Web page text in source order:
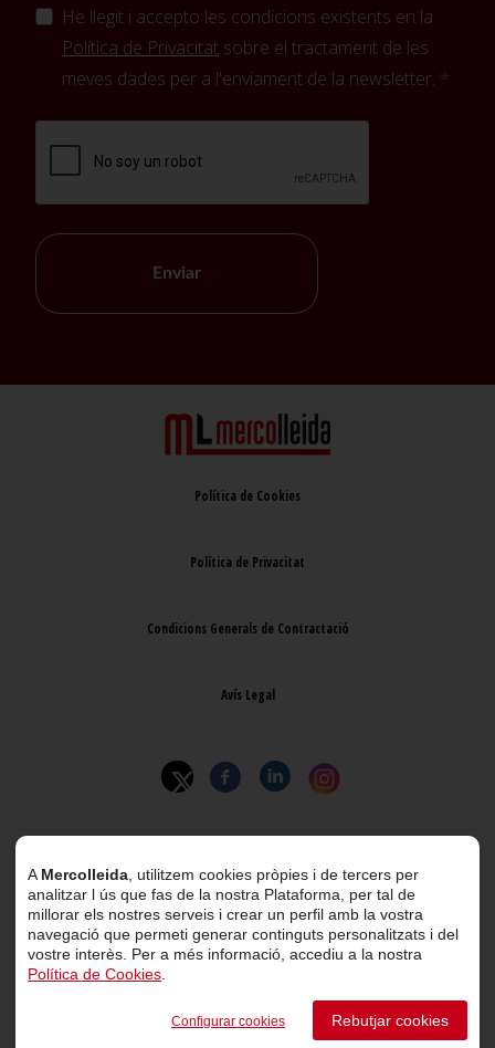
He llegit i accepto les condicions existents en la
Política de Privacitat sobre el tractament de les
meves dades per a l'enviament de la newsletter.
Enviar
Política de Cookies
Política de Privacitat
Condicions Generals de Contractació
Avís Legal
© 2026 Mercolleida. Tots els drets reservats.
Projecte web desenvolupat perACTIUM Digital
Portal de transparència
A Mercolleida , utilitzem cookies pròpies i de tercers per
analitzar l ús que fas de la nostra Plataforma, per tal de
millorar els nostres serveis i crear un perfil amb la vostra
navegació que permeti generar continguts personalitzats i del
vostre interès. Per a més informació, accediu a la nostra
Política de Cookies
Configurar cookies Rebutjar cookies